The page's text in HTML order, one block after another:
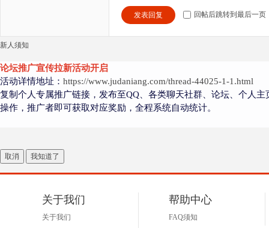
发表回复 回帖后跳转到最后一页
新人须知
论坛推广宣传拉新活动开启
活动详情地址： https://www.judaniang.com/thread-44025-1-1.html
复制个人专属推广链接，发布至QQ、各类聊天社群、论坛、个人
操作，推广者即可获取对应奖励，全程系统自动统计。
取消 我知道了
关于我们
关于我们
帮助中心
FAQ须知